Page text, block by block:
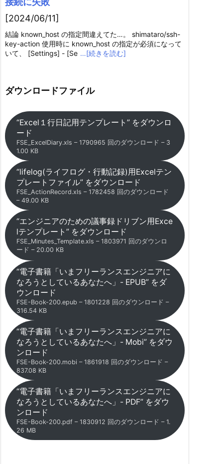
[2024/06/11]
結論 known_host の指定間違えてた…。 shimataro/ssh-
key-action 使用時に known_host の指定が必須になって
いて、 [Settings] - [Se …[続きを読む]
ダウンロードファイル
“Excel１行日記用テンプレート” をダウンロ
ード
FSE_ExcelDiary.xls – 1790965 回のダウンロード – 3
1.00 KB
“lifelog(ライフログ・行動記録)用Excelテン
プレートファイル” をダウンロード
FSE_ActionRecord.xls – 1782458 回のダウンロード
– 49.00 KB
“エンジニアのための議事録ドリブン用Exce
lテンプレート” をダウンロード
FSE_Minutes_Template.xls – 1803971 回のダウンロ
ード – 20.00 KB
“電子書籍「いまフリーランスエンジニアに
なろうとしているあなたへ」- EPUB” をダ
ウンロード
FSE-Book-200.epub – 1801228 回のダウンロード –
316.54 KB
“電子書籍「いまフリーランスエンジニアに
なろうとしているあなたへ」- Mobi” をダウ
ンロード
FSE-Book-200.mobi – 1861918 回のダウンロード –
837.08 KB
“電子書籍「いまフリーランスエンジニアに
なろうとしているあなたへ」- PDF” をダウ
ンロード
FSE-Book-200.pdf – 1830912 回のダウンロード – 1.
26 MB